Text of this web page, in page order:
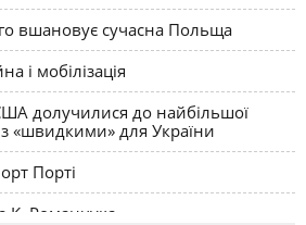
вшановує сучасна Польща
і мобілізація
долучилися до найбільшої
«швидкими» для України
Порті
К. Романчука